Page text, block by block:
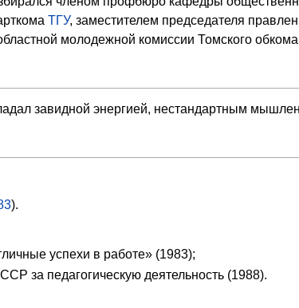
ТГУ, заместителем председателя
молодежной комиссии Томского
завидной энергией, нестандартным
).
успехи в работе» (1983);
за педагогическую деятельность (1988).